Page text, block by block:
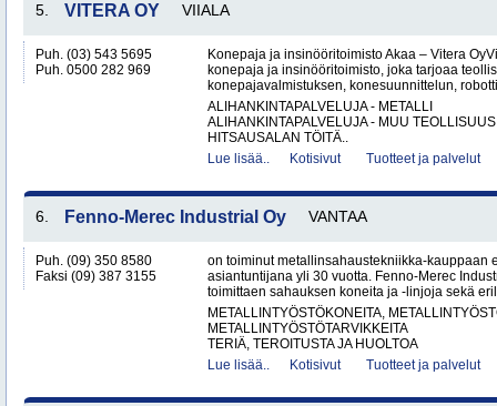
5. VITERA OY VIIALA
Puh. (03) 543 5695
Puh. 0500 282 969
Konepaja ja insinööritoimisto Akaa – Vitera
konepaja ja insinööritoimisto, joka tarjoaa
konepajavalmistuksen, konesuunnittelun,
ALIHANKINTAPALVELUJA - METALLI
ALIHANKINTAPALVELUJA - MUU TEOLLISUUS
HITSAUSALAN TÖITÄ..
Lue lisää..
Kotisivut Tuotteet ja palvelut
6. Fenno-Merec Industrial Oy VANTAA
Puh. (09) 350 8580
Faksi (09) 387 3155
on toiminut metallinsahaustekniikka-kauppaan
asiantuntijana yli 30 vuotta. Fenno-Merec
toimittaen sahauksen koneita ja -linjoja sekä
METALLINTYÖSTÖKONEITA,
METALLINTYÖSTÖTARVIKKEITA
TERIÄ, TEROITUSTA JA HUOLTOA
Lue lisää..
Kotisivut Tuotteet ja palvelut